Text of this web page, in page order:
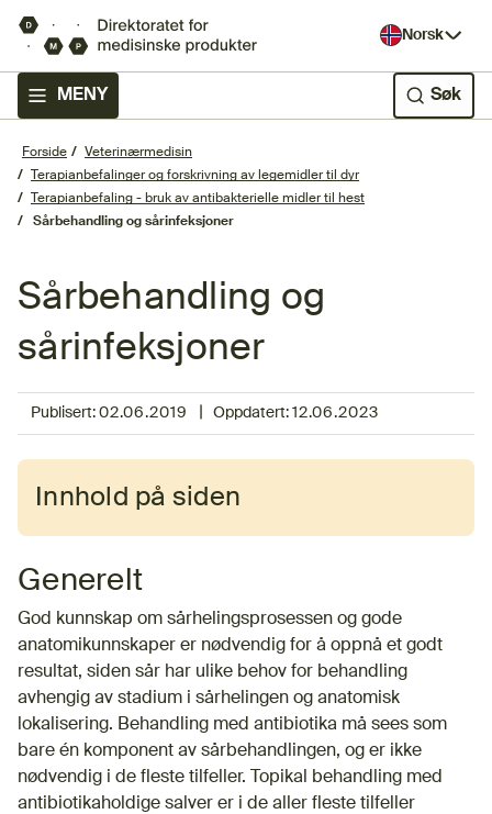
Norsk
MENY Søk
Forside
Veterinærmedisin
Terapianbefalinger og forskrivning av legemidler til dyr
Terapianbefaling - bruk av antibakterielle midler til hest
Sårbehandling og sårinfeksjoner
Sårbehandling og
sårinfeksjoner
Publisert: 02.06.2019 Oppdatert:12.06.2023
Innhold på siden
Generelt
God kunnskap om sårhelingsprosessen og gode
anatomikunnskaper er nødvendig for å oppnå et godt
resultat, siden sår har ulike behov for behandling
avhengig av stadium i sårhelingen og anatomisk
lokalisering. Behandling med antibiotika må sees som
bare én komponent av sårbehandlingen, og er ikke
nødvendig i de fleste tilfeller. Topikal behandling med
antibiotikaholdige salver er i de aller fleste tilfeller